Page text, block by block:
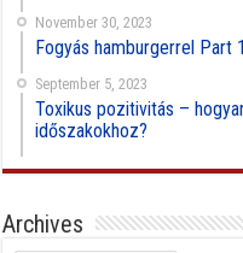
November 30, 2023
Fogyás hamburgerrel Part
September 5, 2023
Toxikus pozitivitás –
időszakokhoz?
Archives